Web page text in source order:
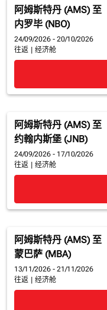
阿姆斯特丹 (AMS) 至
内罗毕 (NBO)
24/09/2026 - 20/10/2026
往返
经济舱
阿姆斯特丹 (AMS) 至
约翰内斯堡 (JNB)
24/09/2026 - 17/10/2026
往返
经济舱
阿姆斯特丹 (AMS) 至
蒙巴萨 (MBA)
13/11/2026 - 21/11/2026
往返
经济舱